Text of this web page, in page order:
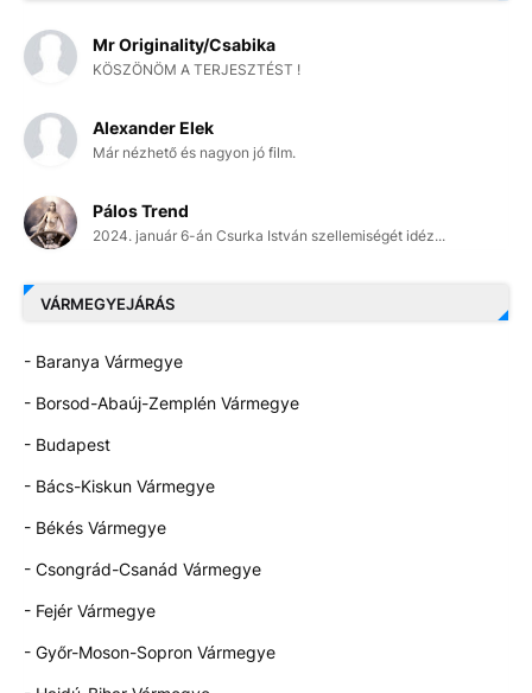
Mr Originality/Csabika
KÖSZÖNÖM A TERJESZTÉST !
Alexander Elek
Már nézhető és nagyon jó film.
Pálos Trend
2024. január 6-án Csurka István szellemiségét idéz...
VÁRMEGYEJÁRÁS
- Baranya Vármegye
- Borsod-Abaúj-Zemplén Vármegye
- Budapest
- Bács-Kiskun Vármegye
- Békés Vármegye
- Csongrád-Csanád Vármegye
- Fejér Vármegye
- Győr-Moson-Sopron Vármegye